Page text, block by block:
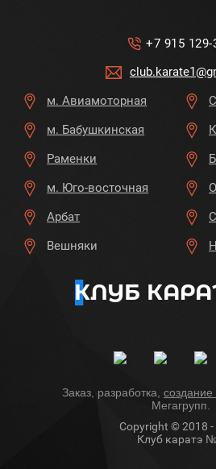
м. Авиамоторная
м. Бабушкинская
Раменки
м. Юго-восточная
Арбат
Вешняки
+7 915 129-
КЛУБ
Заказ, разработка, создание
Мегагрупп.
Copyright © 2018 -
Клуб каратэ